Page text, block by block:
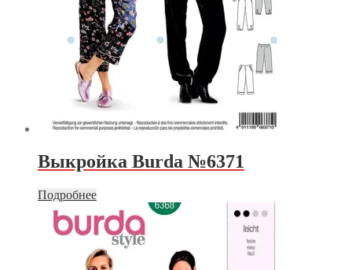
Выкройка Burda №6371
Подробнее